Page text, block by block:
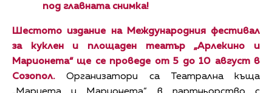
под главната снимка!
Шестото издание на Международния фестивал
за куклен и площаден театър „Арлекино и
Марионета“ ще се проведе от 5 до 10 август в
Созопол. Организатори са Театрална къща